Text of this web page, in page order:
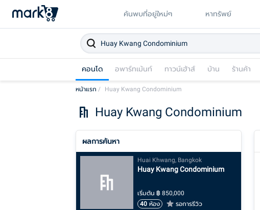
ค้นพบที่อยู่ใหม่ๆ หาทรัพย์
คอนโด อพาร์ทเม้นท์ ทาวน์เฮ้าส์ บ้าน ร้านค้า
หน้าแรก / Huay Kwang Condominium
Huay Kwang Condominium
ผลการค้นหา
Huai Khwang, Bangkok
Huay Kwang Condominium
เริ่มต้น ฿ 850,000
40 ห้อง รอการรีวิว